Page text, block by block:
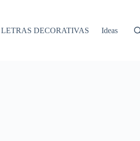
LETRAS DECORATIVAS Ideas